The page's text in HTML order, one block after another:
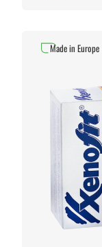
Made in Europe